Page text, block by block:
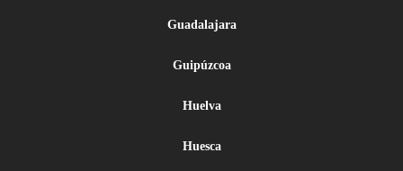
Guadalajara
Guipúzcoa
Huelva
Huesca